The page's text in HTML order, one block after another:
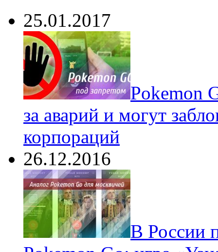
25.01.2017
Pokеmon
за аварий и могут
корпораций
26.12.2016
В России